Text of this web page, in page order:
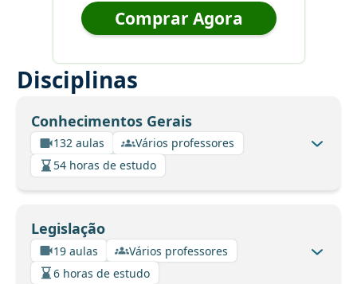
Comprar Agora
Disciplinas
Conhecimentos Gerais
132 aulas
Vários professores
54 horas de estudo
Legislação
19 aulas
Vários professores
6 horas de estudo